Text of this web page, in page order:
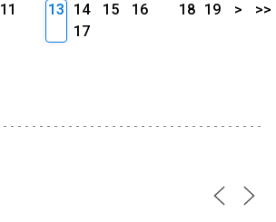
11
13 14 15
16
17
18 19 > >>